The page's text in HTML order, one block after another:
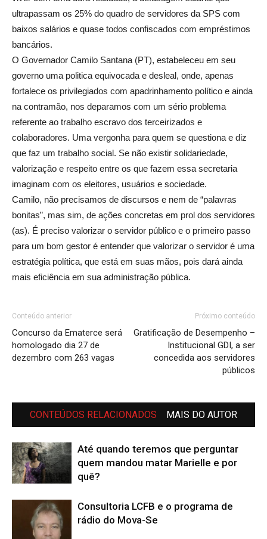
ultrapassam os 25% do quadro de servidores da SPS com
baixos salários e quase todos confiscados com empréstimos
bancários.
O Governador Camilo Santana (PT), estabeleceu em seu
governo uma politica equivocada e desleal, onde, apenas
fortalece os privilegiados com apadrinhamento político e ainda
na contramão, nos deparamos com um sério problema
referente ao trabalho escravo dos terceirizados e
colaboradores. Uma vergonha para quem se questiona e diz
que faz um trabalho social. Se não existir solidariedade,
valorização e respeito entre os que fazem essa secretaria
imaginam com os eleitores, usuários e sociedade.
Camilo, não precisamos de discursos e nem de “palavras
bonitas”, mas sim, de ações concretas em prol dos servidores
(as). É preciso valorizar o servidor público e o primeiro passo
para um bom gestor é entender que valorizar o servidor é uma
estratégia política, que está em suas mãos, pois dará ainda
mais eficiência em sua administração pública.
Conteúdo anterior
Concurso da Ematerce será
homologado dia 27 de
dezembro com 263 vagas
Próximo conteúdo
Gratificação de Desempenho –
Institucional GDI, a ser
concedida aos servidores
públicos
CONTEÚDOS RELACIONADOS MAIS DO AUTOR
Até quando teremos que perguntar
quem mandou matar Marielle e por
quê?
Consultoria LCFB e o programa de
rádio do Mova-Se